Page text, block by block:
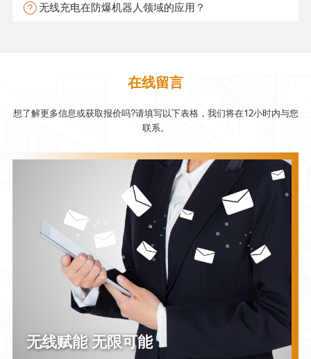
无线充电在防爆机器人领域的应用？
在线留言
想了解更多信息或获取报价吗?请填写以下表格，我们将在12小时内与您
联系。
无线赋能 无限可能